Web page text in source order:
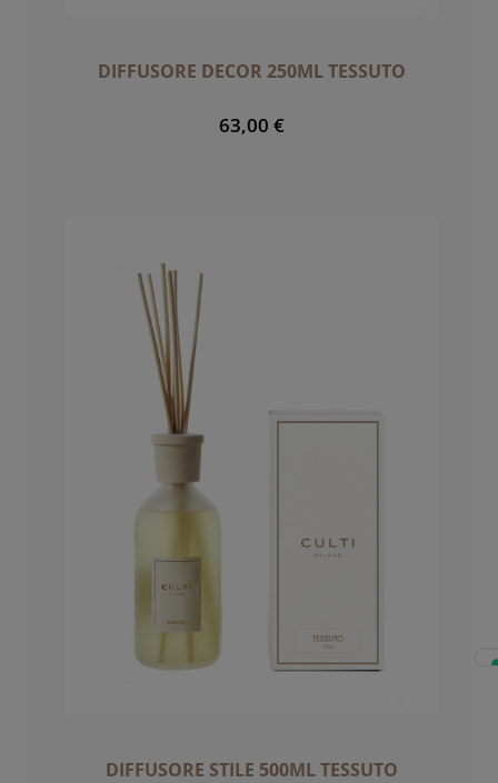
DIFFUSORE DECOR 250ML TESSUTO
63,00 €
DIFFUSORE STILE 500ML TESSUTO